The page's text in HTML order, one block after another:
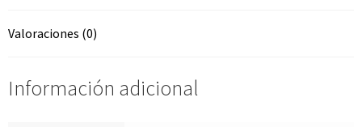
Valoraciones (0)
Información adicional